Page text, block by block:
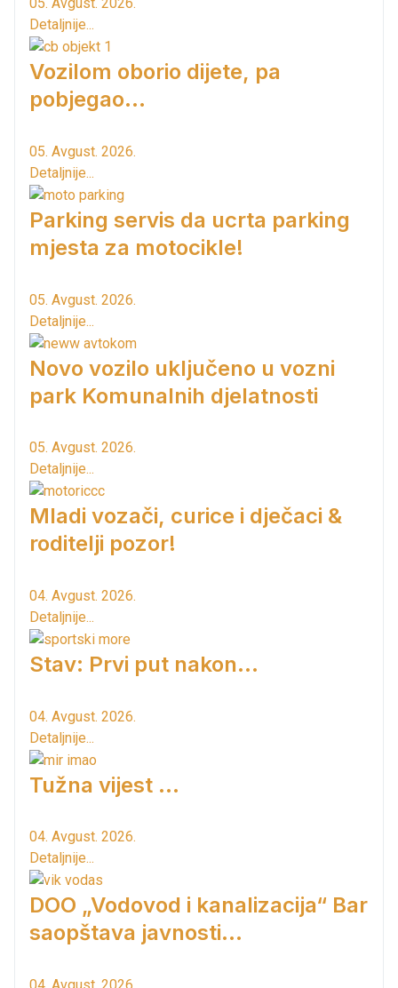
05. Avgust. 2026.
Detaljnije...
Vozilom oborio dijete, pa
pobjegao...
05. Avgust. 2026.
Detaljnije...
Parking servis da ucrta parking
mjesta za motocikle!
05. Avgust. 2026.
Detaljnije...
Novo vozilo uključeno u vozni
park Komunalnih djelatnosti
05. Avgust. 2026.
Detaljnije...
Mladi vozači, curice i dječaci &
roditelji pozor!
04. Avgust. 2026.
Detaljnije...
Stav: Prvi put nakon…
04. Avgust. 2026.
Detaljnije...
Tužna vijest ...
04. Avgust. 2026.
Detaljnije...
DOO „Vodovod i kanalizacija“ Bar
saopštava javnosti...